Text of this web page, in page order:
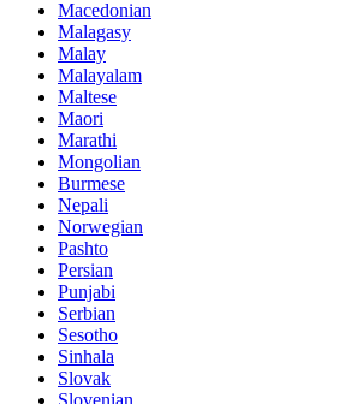
Macedonian
Malagasy
Malay
Malayalam
Maltese
Maori
Marathi
Mongolian
Burmese
Nepali
Norwegian
Pashto
Persian
Punjabi
Serbian
Sesotho
Sinhala
Slovak
Slovenian